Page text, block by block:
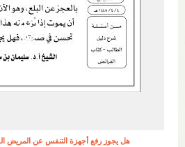
هل يجوز رفع أجهزة التنفس عن المريض